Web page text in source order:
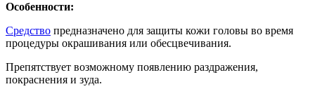
Особенности:
Средство предназначено для защиты кожи головы во время
процедуры окрашивания или обесцвечивания.
Препятствует возможному появлению раздражения,
покраснения и зуда.